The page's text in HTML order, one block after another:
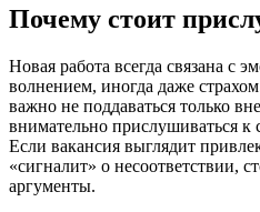
Почему стоит
Новая работа всегда связана с
волнением, иногда даже
важно не поддаваться только
внимательно прислушиваться
Если вакансия выглядит
«сигналит» о несоответствии,
аргументы.